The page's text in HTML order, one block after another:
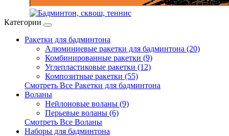
Категории
Ракетки для бадминтона
Алюминиевые ракетки для бадминтона (20)
Комбинированные ракетки (9)
Углепластиковые ракетки (12)
Композитные ракетки (55)
Смотреть Все Ракетки для бадминтона
Воланы
Нейлоновые воланы (9)
Перьевые воланы (6)
Смотреть Все Воланы
Наборы для бадминтона